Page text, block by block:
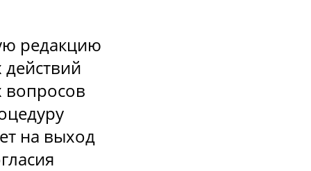
редакцию
вопросов
на выход